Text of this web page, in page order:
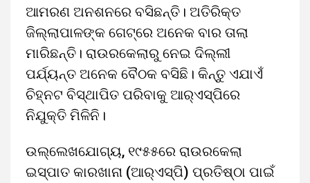
ଆମରଣ ଅନଶନରେ ବସିଛନ୍ତି। ଅତିରିକ୍ତ
ଜିଲ୍ଲାପାଳଙ୍କ ଗେଟ୍‌ରେ ଅନେକ ବାର ତାଲା
ମାରିଛନ୍ତି। ରାଉରକେଲାରୁ ନେଇ ଦିଲ୍ଲୀ
ପର୍ଯ୍ୟନ୍ତ ଅନେକ ବୈଠକ ବସିଛି। କିନ୍ତୁ ଏଯାଏଁ
ଚିହ୍ନଟ ବିସ୍ଥାପିତ ପରିବାକୁ ଆର୍‌ଏସ୍‌ପିରେ
ନିଯୁକ୍ତି ମିଳିନି।
ଉଲ୍ଲେଖଯୋଗ୍ୟ, ୧୯୫୫ରେ ରାଉରକେଲା
ଇସ୍ପାତ କାରଖାନା (ଆର୍‌ଏସ୍‌ପି) ପ୍ରତିଷ୍ଠା ପାଇଁ